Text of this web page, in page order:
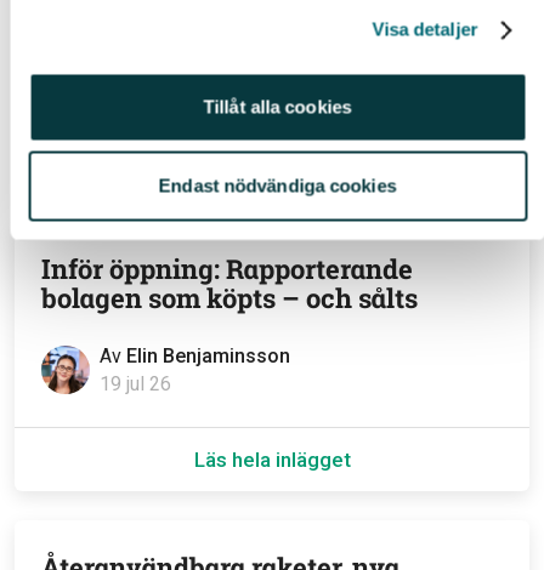
Visa detaljer
Tillåt alla cookies
Endast nödvändiga cookies
Relaterade inlägg
Av Elin Benjaminsson
19 jul 26
Inför öppning: Rapporterande
bolagen som köpts – och sålts
Läs hela inlägget